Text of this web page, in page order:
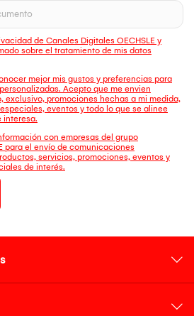
de Canales Digitales OECHSLE y
sobre el tratamiento de mis datos
mejor mis gustos y preferencias para
Acepto que me envien
exclusivo, promociones hechas a mi medida,
eventos y todo lo que se alinee
interesa.
con empresas del grupo
para el envío de comunicaciones
servicios, promociones, eventos y
de interés.